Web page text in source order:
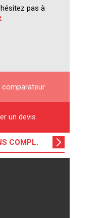
pas à
comparateur
un devis
COMPL.